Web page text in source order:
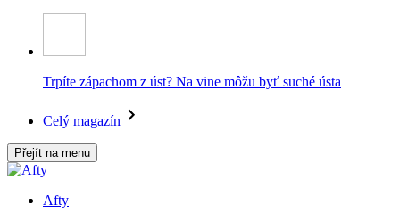
Trpíte zápachom z úst? Na vine môžu byť suché ústa
Celý magazín
Přejít na menu
Afty